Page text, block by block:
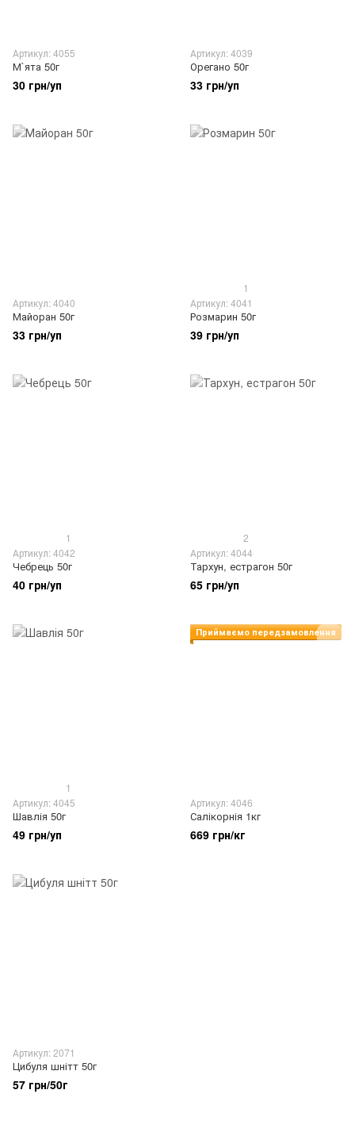
Артикул: 4055
М`ята 50г
30 грн/уп
Артикул: 4039
Орегано 50г
33 грн/уп
Артикул: 4040
Майоран 50г
33 грн/уп
1
Артикул: 4041
Розмарин 50г
39 грн/уп
1
Артикул: 4042
Чебрець 50г
40 грн/уп
2
Артикул: 4044
Тархун, естрагон 50г
65 грн/уп
1
Артикул: 4045
Шавлія 50г
49 грн/уп
Приймаємо передзамовлення
Артикул: 4046
Салікорнія 1кг
669 грн/кг
Артикул: 2071
Цибуля шнітт 50г
57 грн/50г